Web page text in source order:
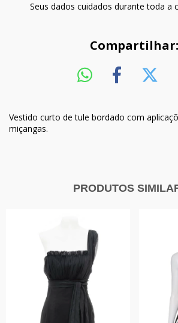
Seus dados cuidados durante toda a
Compartilhar:
Vestido curto de tule bordado com
miçangas.
PRODUTOS